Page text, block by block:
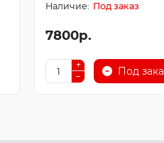
Под заказ
7800р.
Под